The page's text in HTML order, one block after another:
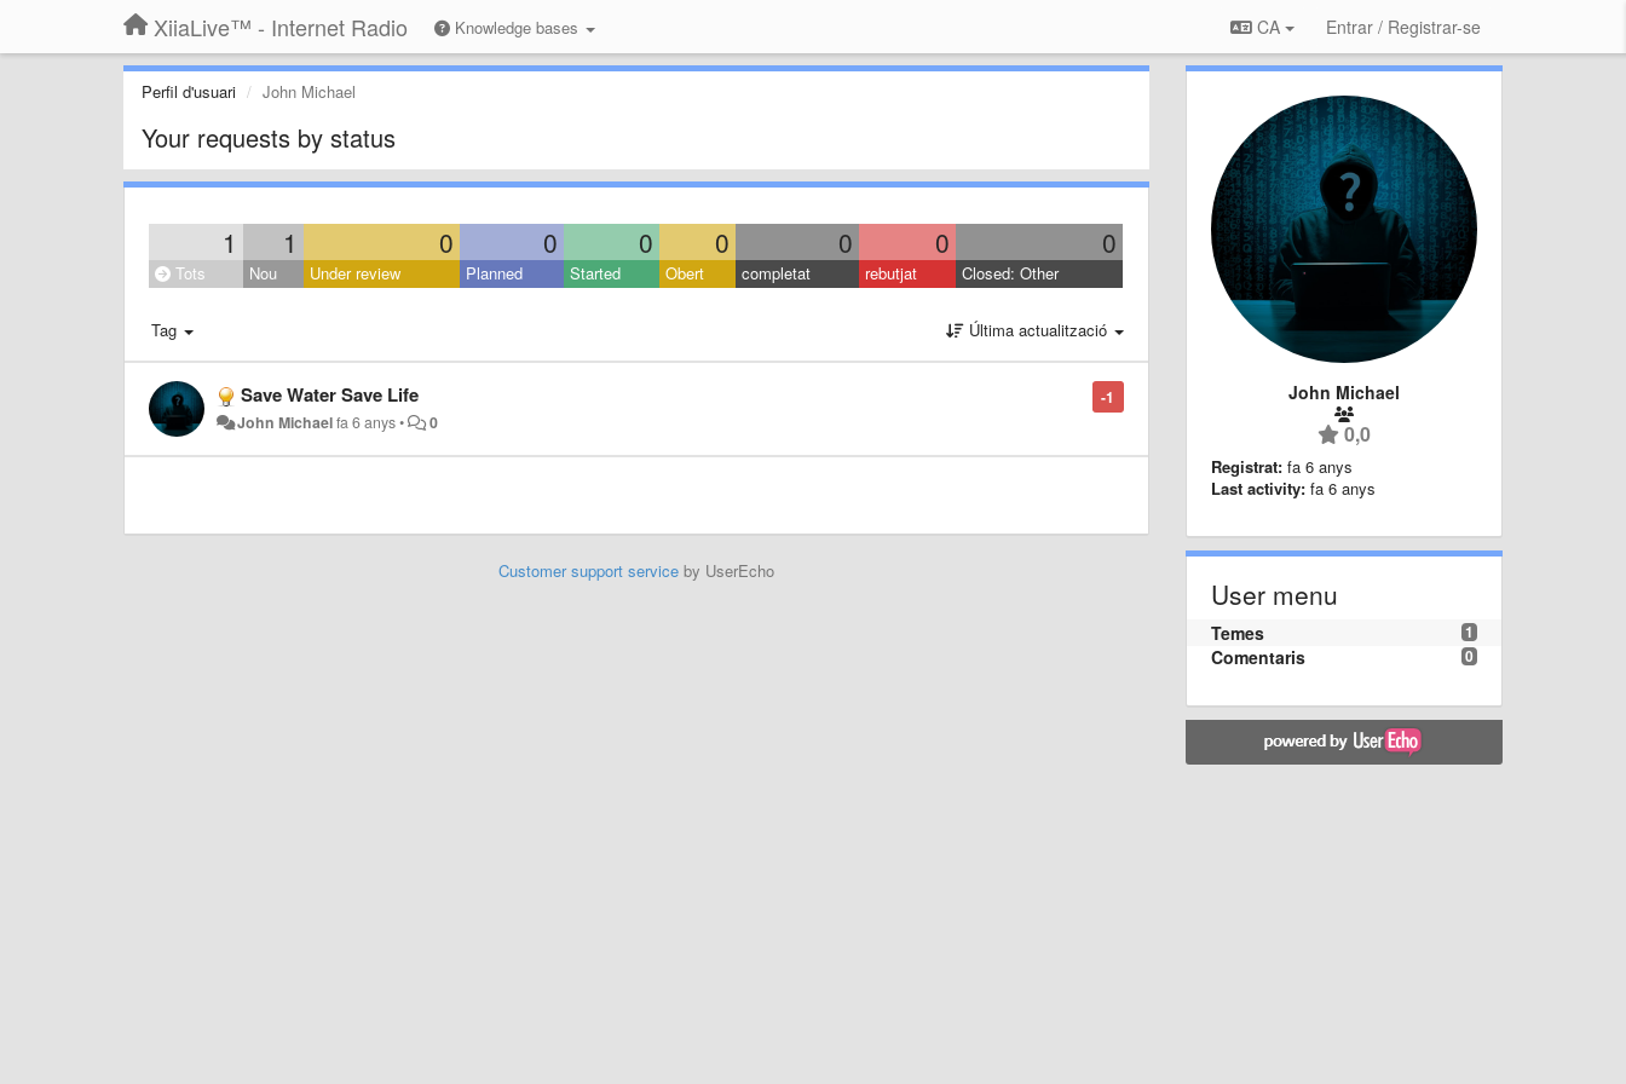
XiiaLive™ - Internet Radio Knowledge bases CA Entrar / Registrar-se
Perfil d'usuari John Michael
Your requests by status
1 1 0 0 0 0 0 0 0
Tots Nou Under review Planned Started Obert completat rebutjat Closed: Other
Tag Última actualització
-1
Save Water Save Life
John Michaelfa 6 anys• 0
Customer support serviceby UserEcho
John Michael
0,0
Registrat: fa 6 anys
Last activity: fa 6 anys
User menu
1
Temes
0
Comentaris